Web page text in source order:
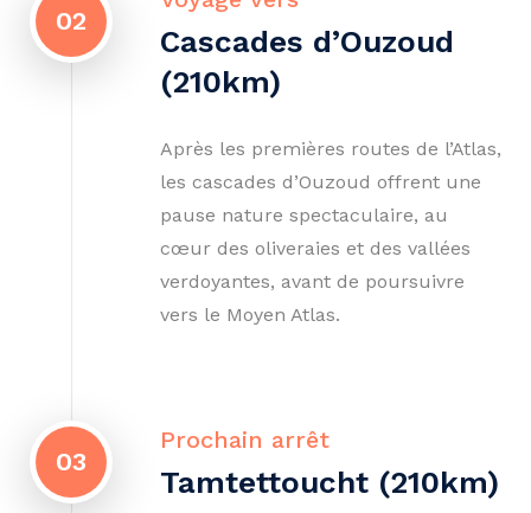
02
Cascades d’Ouzoud
(210km)
Après les premières routes de l’Atlas,
les cascades d’Ouzoud offrent une
pause nature spectaculaire, au
cœur des oliveraies et des vallées
verdoyantes, avant de poursuivre
vers le Moyen Atlas.
03
Prochain arrêt
Tamtettoucht (210km)